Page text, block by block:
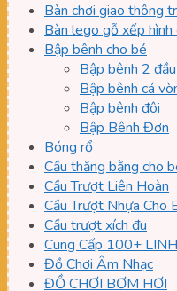
Bàn chơi giao thông
Bàn lego gỗ xếp hình
Bập bênh cho bé
Bập bênh 2 đầu
Bập bênh cá
Bập bênh đôi
Bập Bênh Đơn
Bóng rổ
Cầu thăng bằng cho
Cầu Trượt Liên Hoàn
Cầu Trượt Nhựa Cho
Cầu trượt xích đu
Cung Cấp 100+
Đồ Chơi Âm Nhạc
ĐỒ CHƠI BƠM HƠI